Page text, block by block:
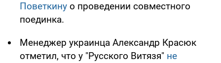
Поветкину о проведении совместного
поединка.
Менеджер украинца Александр Красюк
отметил, что у "Русского Витязя" не